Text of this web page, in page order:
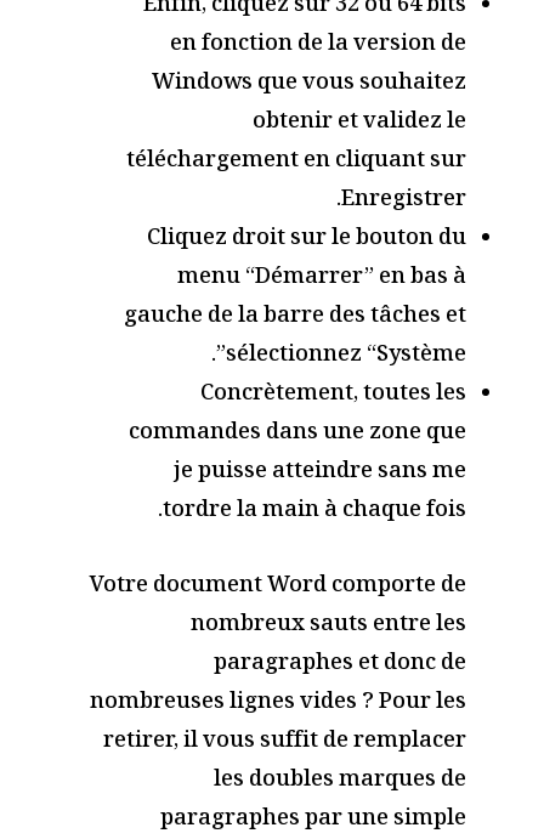
en fonction de la version de
Windows que vous souhaitez
obtenir et validez le
téléchargement en cliquant sur
Enregistrer.
Cliquez droit sur le bouton du
menu “Démarrer” en bas à
gauche de la barre des tâches et
sélectionnez “Système”.
Concrètement, toutes les
commandes dans une zone que
je puisse atteindre sans me
tordre la main à chaque fois.
Votre document Word comporte de
nombreux sauts entre les
paragraphes et donc de
nombreuses lignes vides ? Pour les
retirer, il vous suffit de remplacer
les doubles marques de
paragraphes par une simple